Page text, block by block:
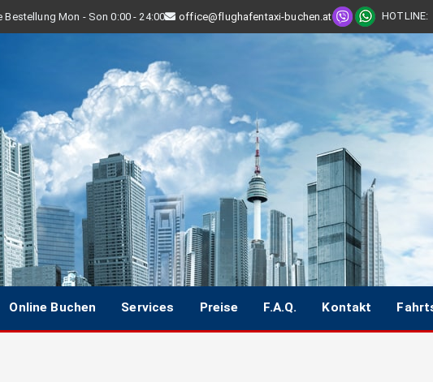
Bestellung Mon - Son 0:00 - 24:00 office@flughafentaxi-buchen.at HOTLINE:
Online Buchen Services Preise F.A.Q. Kontakt